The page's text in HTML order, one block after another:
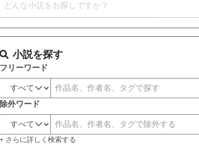
小説を探す
フリーワード
除外ワード
+ さらに詳しく検索する